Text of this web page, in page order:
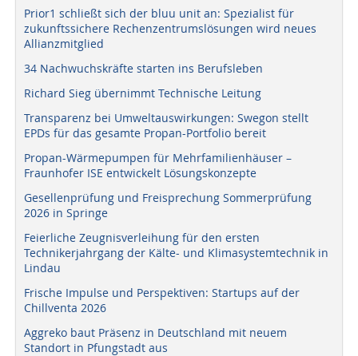
Prior1 schließt sich der bluu unit an: Spezialist für
zukunftssichere Rechenzentrumslösungen wird neues
Allianzmitglied
34 Nachwuchskräfte starten ins Berufsleben
Richard Sieg übernimmt Technische Leitung
Transparenz bei Umweltauswirkungen: Swegon stellt
EPDs für das gesamte Propan-Portfolio bereit
Propan-Wärmepumpen für Mehrfamilienhäuser –
Fraunhofer ISE entwickelt Lösungskonzepte
Gesellenprüfung und Freisprechung Sommerprüfung
2026 in Springe
Feierliche Zeugnisverleihung für den ersten
Technikerjahrgang der Kälte- und Klimasystemtechnik in
Lindau
Frische Impulse und Perspektiven: Startups auf der
Chillventa 2026
Aggreko baut Präsenz in Deutschland mit neuem
Standort in Pfungstadt aus